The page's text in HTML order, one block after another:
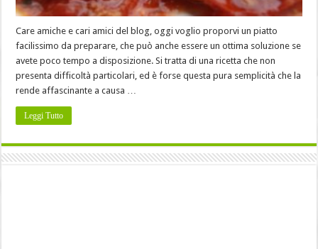
Care amiche e cari amici del blog, oggi voglio proporvi un piatto
facilissimo da preparare, che può anche essere un ottima soluzione se
avete poco tempo a disposizione. Si tratta di una ricetta che non
presenta difficoltà particolari, ed è forse questa pura semplicità che la
rende affascinante a causa …
Leggi Tutto